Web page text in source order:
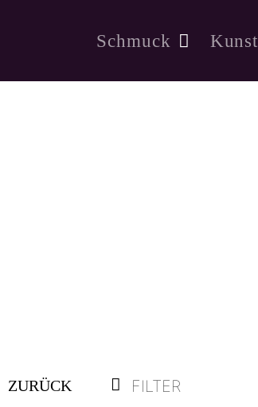
Schmuck Kunst
ZURÜCK FILTER